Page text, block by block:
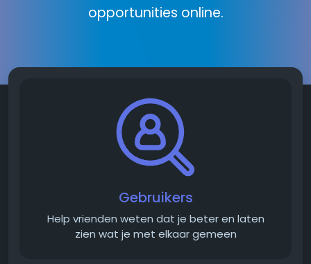
opportunities online.
Gebruikers
Help vrienden weten dat je beter en laten
zien wat je met elkaar gemeen